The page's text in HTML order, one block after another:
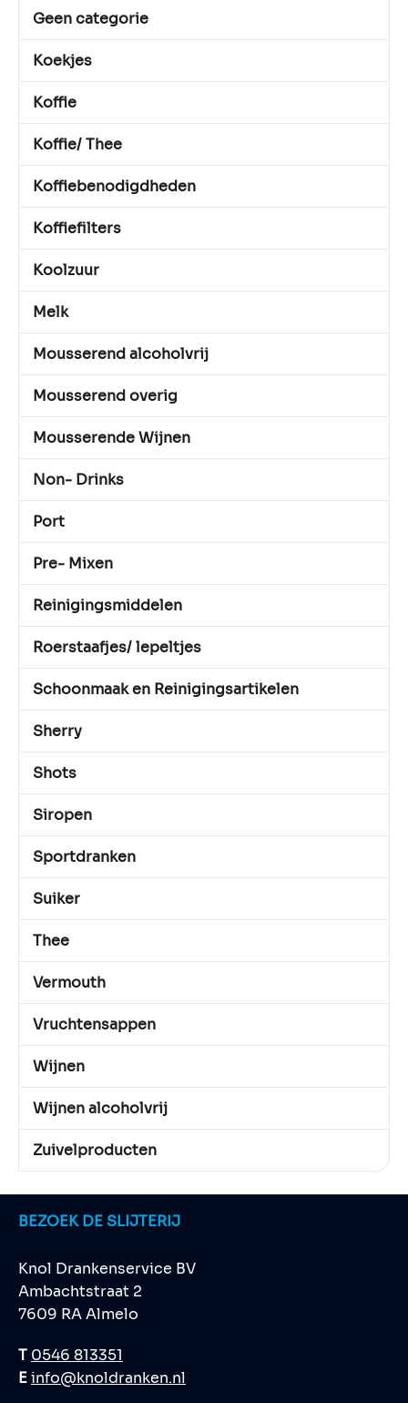
Geen categorie
Koekjes
Koffie
Koffie/ Thee
Koffiebenodigdheden
Koffiefilters
Koolzuur
Melk
Mousserend alcoholvrij
Mousserend overig
Mousserende Wijnen
Non- Drinks
Port
Pre- Mixen
Reinigingsmiddelen
Roerstaafjes/ lepeltjes
Schoonmaak en Reinigingsartikelen
Sherry
Shots
Siropen
Sportdranken
Suiker
Thee
Vermouth
Vruchtensappen
Wijnen
Wijnen alcoholvrij
Zuivelproducten
BEZOEK DE SLIJTERIJ
Knol Drankenservice BV
Ambachtstraat 2
7609 RA Almelo
T 0546 813351
Einfo@knoldranken.nl